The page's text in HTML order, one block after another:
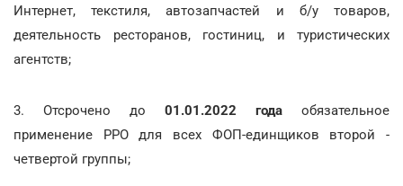
Интернет, текстиля, автозапчастей и б/у товаров,
деятельность ресторанов, гостиниц, и туристических
агентств;
3. Отсрочено до 01.01.2022 года обязательное
применение РРО для всех ФОП-единщиков второй -
четвертой группы;